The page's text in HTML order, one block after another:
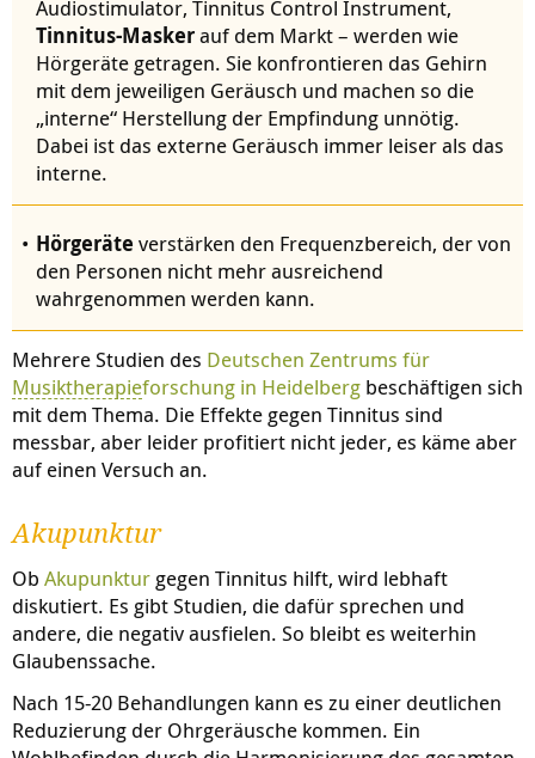
Audiostimulator, Tinnitus Control Instrument,
Tinnitus-Maskerauf dem Markt – werden wie
Hörgeräte getragen. Sie konfrontieren das Gehirn
mit dem jeweiligen Geräusch und machen so die
„interne“ Herstellung der Empfindung unnötig.
Dabei ist das externe Geräusch immer leiser als das
interne.
Hörgeräte verstärken den Frequenzbereich, der von
den Personen nicht mehr ausreichend
wahrgenommen werden kann.
Mehrere Studien des Deutschen Zentrums für
Musiktherapieforschung in Heidelberg beschäftigen sich
mit dem Thema. Die Effekte gegen Tinnitus sind
messbar, aber leider profitiert nicht jeder, es käme aber
auf einen Versuch an.
Akupunktur
Ob Akupunktur gegen Tinnitus hilft, wird lebhaft
diskutiert. Es gibt Studien, die dafür sprechen und
andere, die negativ ausfielen. So bleibt es weiterhin
Glaubenssache.
Nach 15-20 Behandlungen kann es zu einer deutlichen
Reduzierung der Ohrgeräusche kommen. Ein